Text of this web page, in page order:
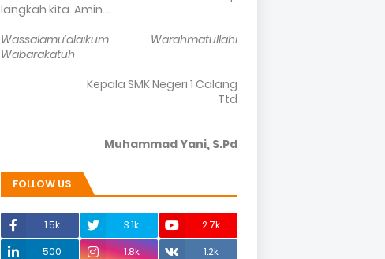
langkah kita. Amin….
Wassalamu’alaikum Warahmatullahi
Wabarakatuh
Kepala SMK Negeri 1 Calang
Ttd
Muhammad Yani, S.Pd
FOLLOW US
1.5k 3.1k
2.7k
500
1.8k 1.2k